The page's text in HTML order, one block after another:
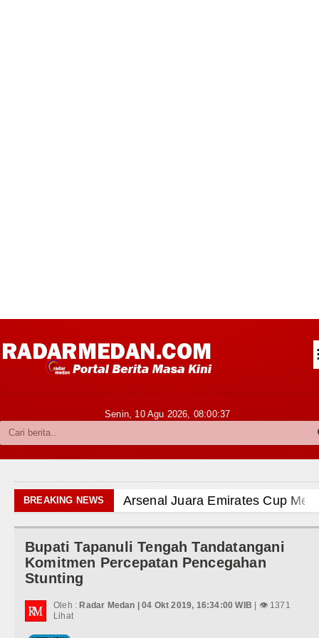
Kabupaten Karo
Politik
Hiburan
Olahraga
Senin, 10 Agu 2026, 08:00:38
BREAKING NEWSArsenal Juara Emirates Cup Menang
Liverpool Ditekuk Monaco pada Laga
Manchester City Bangkit untuk
Bobby Nasution Siapkan Beasiswa
Kasus Penutupan Gereja Lapor Polisi,
Bupati Tapanuli Tengah Tandatangani
Komitmen Percepatan Pencegahan
Stunting
Oleh : Radar Medan | 04 Okt 2019, 16:34:00 WIB | 👁 1371
Lihat